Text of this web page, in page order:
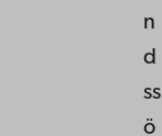
n
d
ss
ö